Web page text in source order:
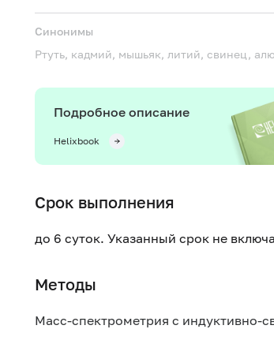
Синонимы
Ртуть, кадмий, мышьяк, литий, свинец,
Подробное описание
Helixbook
Срок выполнения
до 6 суток. Указанный срок не
Методы
Масс-спектрометрия с индуктивно-